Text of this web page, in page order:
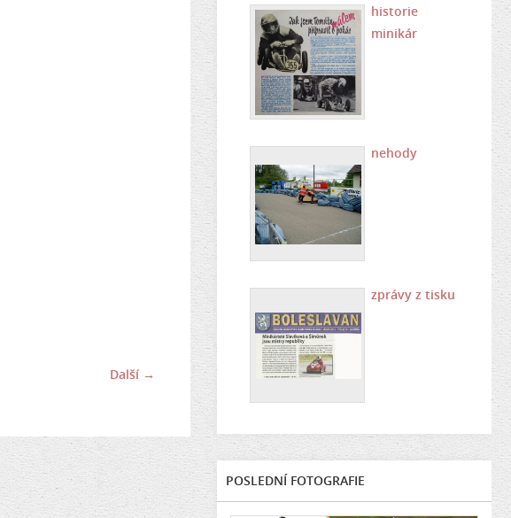
Další →
historie
minikár
nehody
zprávy z tisku
POSLEDNÍ FOTOGRAFIE